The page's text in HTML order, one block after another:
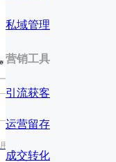
户日活跃度
私域管理
营销工具
引流获客
运营留存
成交转化